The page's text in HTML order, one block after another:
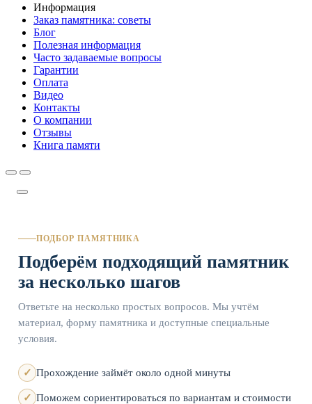
Информация
Заказ памятника: советы
Блог
Полезная информация
Часто задаваемые вопросы
Гарантии
Оплата
Видео
Контакты
О компании
Отзывы
Книга памяти
ПОДБОР ПАМЯТНИКА
Подберём подходящий памятник
за несколько шагов
Ответьте на несколько простых вопросов. Мы учтём
материал, форму памятника и доступные специальные
условия.
Прохождение займёт около одной минуты
Поможем сориентироваться по вариантам и стоимости